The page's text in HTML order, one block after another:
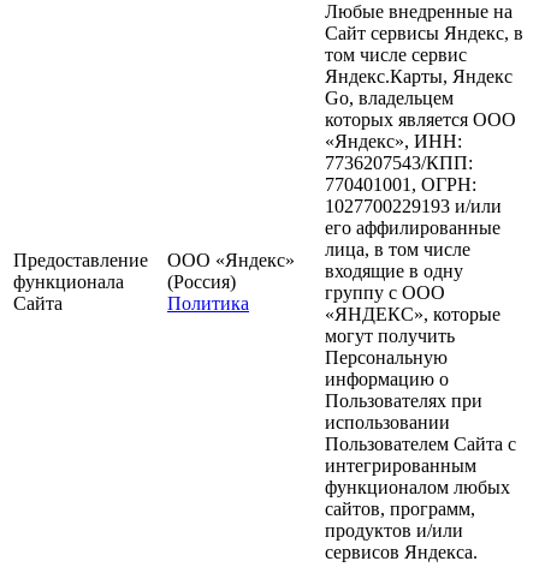
Предоставление
функционала
Сайта
ООО «Яндекс»
(Россия)
Политика
Любые внедренные на
Сайт сервисы Яндекс, в
том числе сервис
Яндекс.Карты, Яндекс
Go, владельцем
которых является ООО
«Яндекс», ИНН:
7736207543/КПП:
770401001, ОГРН:
1027700229193 и/или
его аффилированные
лица, в том числе
входящие в одну
группу с ООО
«ЯНДЕКС», которые
могут получить
Персональную
информацию о
Пользователях при
использовании
Пользователем Сайта с
интегрированным
функционалом любых
сайтов, программ,
продуктов и/или
сервисов Яндекса.